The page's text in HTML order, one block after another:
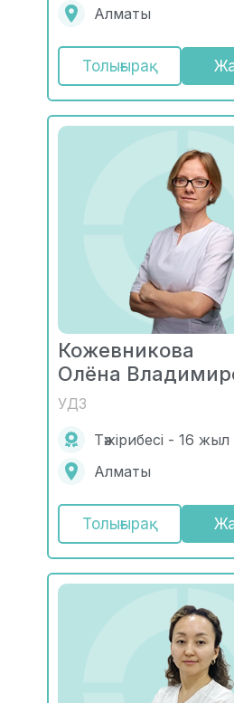
Алматы
Толығырақ
Кожевникова
Олёна
УДЗ
Тәжірибесі - 16 жыл
Алматы
Толығырақ